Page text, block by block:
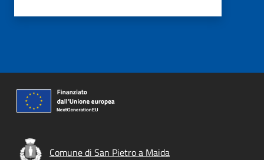
Comune di San Pietro a Maida